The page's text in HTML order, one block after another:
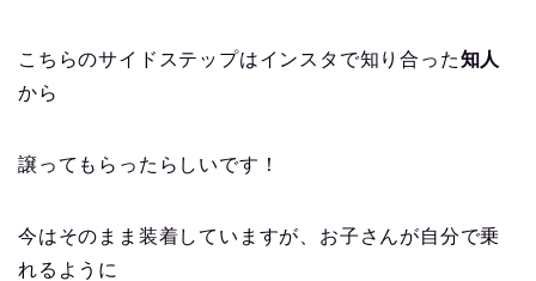
こちらのサイドステップはインスタで知り合った知人
から
譲ってもらったらしいです！
今はそのまま装着していますが、お子さんが自分で乗
れるように